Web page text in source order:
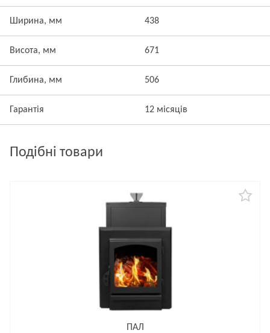
Ширина, мм 438
Висота, мм 671
Глибина, мм 506
Гарантія 12 місяців
Подібні товари
ПАЛ